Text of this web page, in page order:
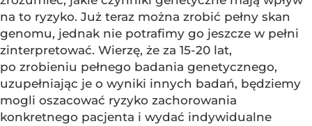
na to ryzyko. Już teraz można zrobić pełny skan
genomu, jednak nie potrafimy go jeszcze w pełni
zinterpretować. Wierzę, że za 15-20 lat,
po zrobieniu pełnego badania genetycznego,
uzupełniając je o wyniki innych badań, będziemy
mogli oszacować ryzyko zachorowania
konkretnego pacjenta i wydać indywidualne